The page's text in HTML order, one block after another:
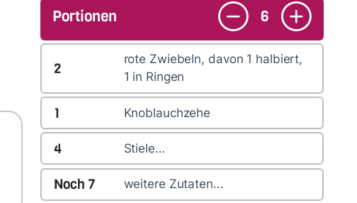
Portionen 6
2
rote Zwiebeln, davon 1 halbiert,
1 in Ringen
1 Knoblauchzehe
4 Stiele…
Noch 7 weitere Zutaten...